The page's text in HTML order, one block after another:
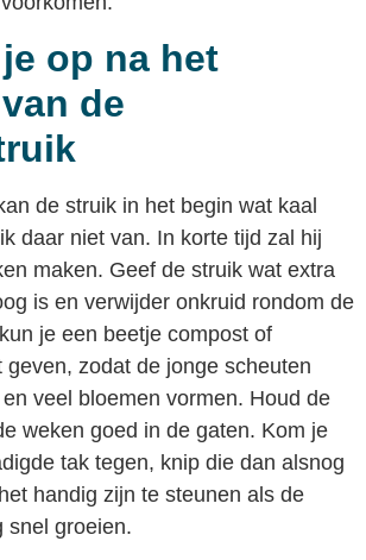
op na het
de
de struik in het begin wat kaal
daar niet van. In korte tijd zal hij
maken. Geef de struik wat extra
is en verwijder onkruid rondom de
je een beetje compost of
geven, zodat de jonge scheuten
veel bloemen vormen. Houd de
weken goed in de gaten. Kom je
tak tegen, knip die dan alsnog
handig zijn te steunen als de
snel groeien.